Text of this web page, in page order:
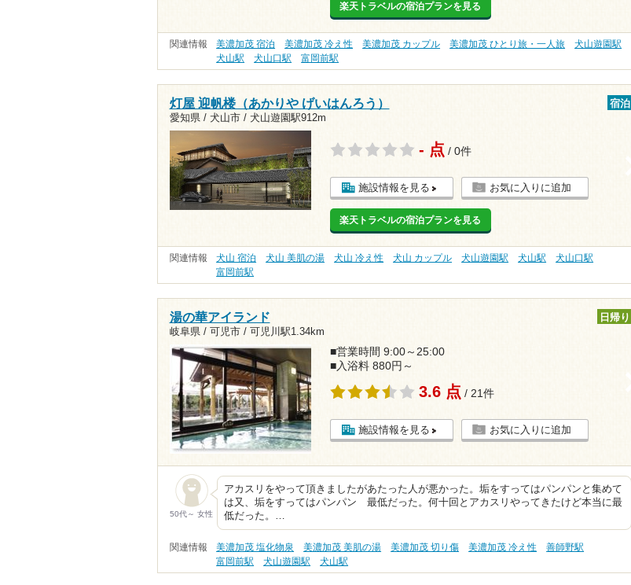
楽天トラベルの宿泊プランを見る
関連情報 美濃加茂 宿泊 美濃加茂 冷え性 美濃加茂 カップル 美濃加茂 ひとり旅・一人旅
犬山遊園駅
犬山駅
犬山口駅 富岡前駅
灯屋 迎帆楼（あかりや げいはんろう）
愛知県 / 犬山市 / 犬山遊園駅912m
宿泊
- 点 / 0件
施設情報を見る お気に入りに追加
楽天トラベルの宿泊プランを見る
関連情報 犬山 宿泊 犬山 美肌の湯 犬山 冷え性 犬山 カップル 犬山遊園駅 犬山駅
犬山口駅
富岡前駅
湯の華アイランド
岐阜県 / 可児市 / 可児川駅1.34km
日帰り
■営業時間 9:00～25:00
■入浴料 880円～
3.6 点 / 21件
施設情報を見る お気に入りに追加
50代～ 女性
アカスリをやって頂きましたがあたった人が悪かった。垢をすってはパンパンと集めて
は又、垢をすってはパンパン 最低だった。何十回とアカスリやってきたけど本当に最
低だった。…
関連情報 美濃加茂 塩化物泉 美濃加茂 美肌の湯 美濃加茂 切り傷 美濃加茂 冷え性
善師野駅
富岡前駅
犬山遊園駅 犬山駅